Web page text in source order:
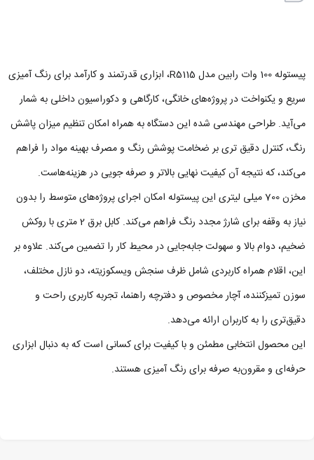
پیستوله 100 وات رابین مدل R5115، ابزاری قدرتمند و کارآمد برای رنگ‌ آمیزی
سریع و یکنواخت در پروژه‌های خانگی، کارگاهی و دکوراسیون داخلی به شمار
می‌آید. طراحی مهندسی شده این دستگاه به همراه امکان تنظیم میزان پاشش
رنگ، کنترل دقیق‌ تری بر ضخامت پوشش رنگ و مصرف بهینه مواد را فراهم
می‌کند، که نتیجه آن کیفیت نهایی بالاتر و صرفه‌ جویی در هزینه‌هاست.
مخزن 700 میلی‌ لیتری این پیستوله امکان اجرای پروژه‌های متوسط را بدون
نیاز به وقفه برای شارژ مجدد رنگ فراهم می‌کند. کابل برق 2 متری با روکش
ضخیم، دوام بالا و سهولت جابه‌جایی در محیط کار را تضمین می‌کند. علاوه بر
این، اقلام همراه کاربردی شامل ظرف سنجش ویسکوزیته، دو نازل مختلف،
سوزن تمیزکننده، آچار مخصوص و دفترچه راهنما، تجربه کاربری راحت و
دقیق‌تری را به کاربران ارائه می‌دهد.
این محصول انتخابی مطمئن و با کیفیت برای کسانی است که به دنبال ابزاری
حرفه‌ای و مقرون‌به‌ صرفه برای رنگ‌ آمیزی هستند.